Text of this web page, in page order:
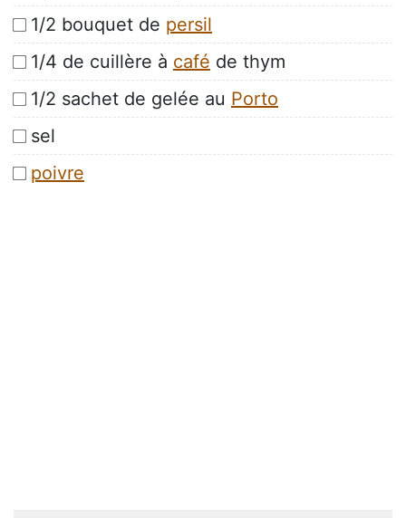
1/2 bouquet de persil
1/4 de cuillère à café de thym
1/2 sachet de gelée au Porto
sel
poivre